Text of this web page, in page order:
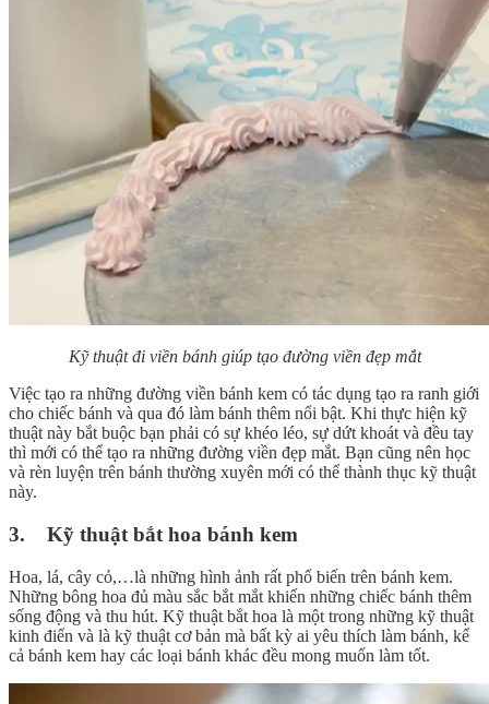
Kỹ thuật đi viền bánh giúp tạo đường viền đẹp mắt
Việc tạo ra những đường viền bánh kem có tác dụng tạo ra ranh giới
cho chiếc bánh và qua đó làm bánh thêm nổi bật. Khi thực hiện kỹ
thuật này bắt buộc bạn phải có sự khéo léo, sự dứt khoát và đều tay
thì mới có thể tạo ra những đường viền đẹp mắt. Bạn cũng nên học
và rèn luyện trên bánh thường xuyên mới có thể thành thục kỹ thuật
này.
3. Kỹ thuật bắt hoa bánh kem
Hoa, lá, cây cỏ,…là những hình ảnh rất phổ biến trên bánh kem.
Những bông hoa đủ màu sắc bắt mắt khiến những chiếc bánh thêm
sống động và thu hút. Kỹ thuật bắt hoa là một trong những kỹ thuật
kinh điển và là kỹ thuật cơ bản mà bất kỳ ai yêu thích làm bánh, kể
cả bánh kem hay các loại bánh khác đều mong muốn làm tốt.